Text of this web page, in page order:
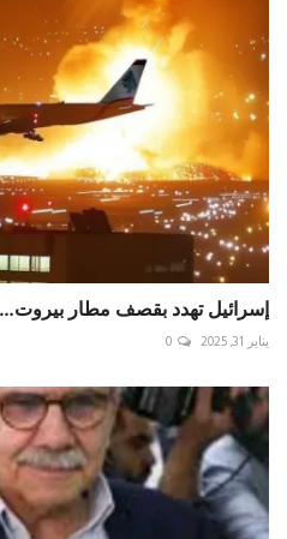
إسرائيل تهدد بقصف مطار
يناير 31, 2025 0